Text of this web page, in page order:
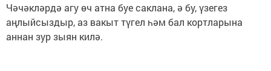
Чәчәкләрдә агу өч атна буе саклана, ә бу, үзегез
аңлыйсыздыр, аз вакыт түгел һәм бал кортларына
аннан зур зыян килә.